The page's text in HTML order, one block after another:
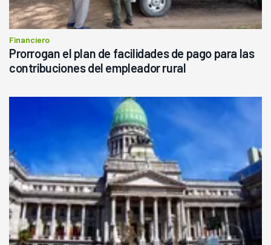
Financiero
Prorrogan el plan de facilidades de pago para las
contribuciones del empleador rural